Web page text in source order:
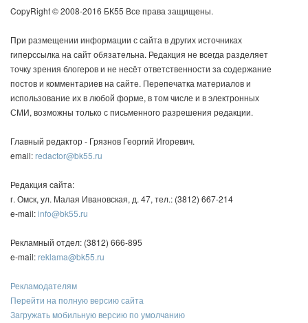
CopyRight © 2008-2016 БК55 Все права защищены.
При размещении информации с сайта в других источниках
гиперссылка на сайт обязательна. Редакция не всегда разделяет
точку зрения блогеров и не несёт ответственности за содержание
постов и комментариев на сайте. Перепечатка материалов и
использование их в любой форме, в том числе и в электронных
СМИ, возможны только с письменного разрешения редакции.
Главный редактор - Грязнов Георгий Игоревич.
email:redactor@bk55.ru
Редакция сайта:
г. Омск, ул. Малая Ивановская, д. 47, тел.: (3812) 667-214
e-mail:info@bk55.ru
Рекламный отдел: (3812) 666-895
e-mail:reklama@bk55.ru
Рекламодателям
Перейти на полную версию сайта
Загружать мобильную версию по умолчанию